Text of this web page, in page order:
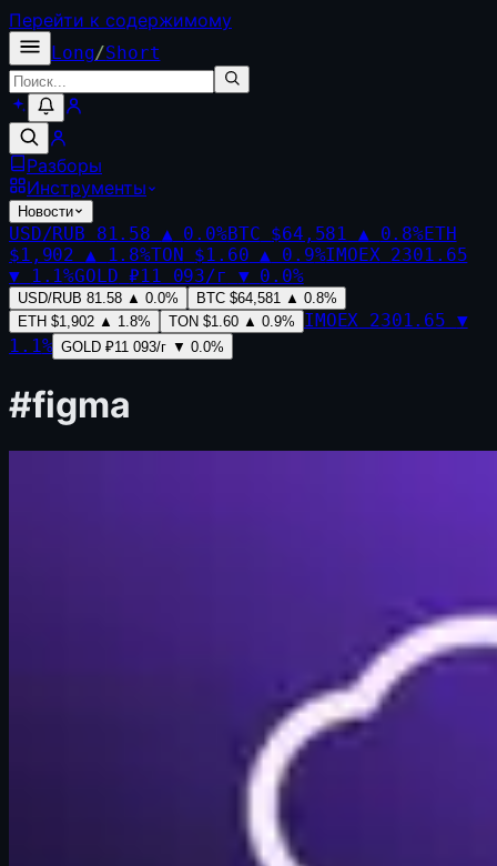
Перейти к содержимому
Long/Short
Разборы
Инструменты
Новости
USD/RUB 81.58 ▲ 0.0%BTC $64,581 ▲ 0.8%ETH
$1,902 ▲ 1.8%TON $1.60 ▲ 0.9%IMOEX 2301.65
▼
1.1%GOLD ₽11 093/г ▼ 0.0%
USD/RUB 81.58 ▲ 0.0% BTC $64,581 ▲ 0.8%
ETH $1,902 ▲ 1.8% TON $1.60 ▲ 0.9% IMOEX 2301.65 ▼
1.1% GOLD ₽11 093/г ▼ 0.0%
#figma